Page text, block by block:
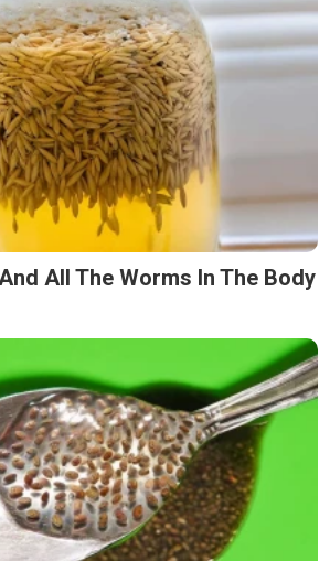
All The Worms In The Body